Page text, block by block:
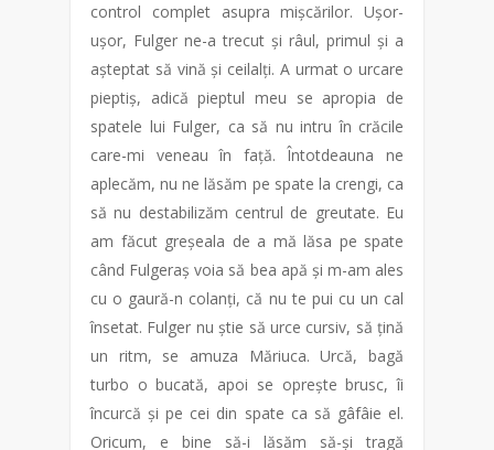
control complet asupra mișcărilor. Ușor-
ușor, Fulger ne-a trecut și râul, primul și a
așteptat să vină și ceilalți. A urmat o urcare
pieptiș, adică pieptul meu se apropia de
spatele lui Fulger, ca să nu intru în crăcile
care-mi veneau în față. Întotdeauna ne
aplecăm, nu ne lăsăm pe spate la crengi, ca
să nu destabilizăm centrul de greutate. Eu
am făcut greșeala de a mă lăsa pe spate
când Fulgeraș voia să bea apă și m-am ales
cu o gaură-n colanți, că nu te pui cu un cal
însetat. Fulger nu știe să urce cursiv, să țină
un ritm, se amuza Măriuca. Urcă, bagă
turbo o bucată, apoi se oprește brusc, îi
încurcă și pe cei din spate ca să gâfâie el.
Oricum, e bine să-i lăsăm să-și tragă